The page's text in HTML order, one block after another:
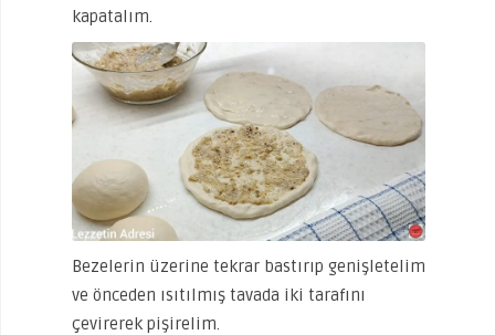
kapatalım.
Bezelerin üzerine tekrar bastırıp genişletelim
ve önceden ısıtılmış tavada iki tarafını
çevirerek pişirelim.